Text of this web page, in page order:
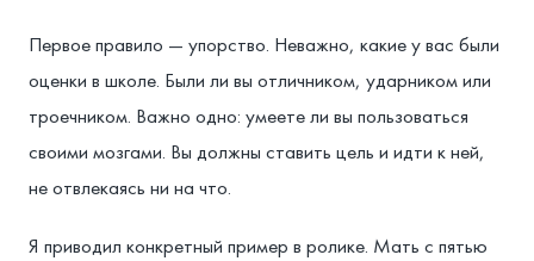
Первое правило — упорство. Неважно, какие у вас были
оценки в школе. Были ли вы отличником, ударником или
троечником. Важно одно: умеете ли вы пользоваться
своими мозгами. Вы должны ставить цель и идти к ней,
не отвлекаясь ни на что.
Я приводил конкретный пример в ролике. Мать с пятью